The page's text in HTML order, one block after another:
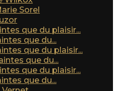
Sorel
que du plaisir...
que du...
que du plaisir...
que du...
que du plaisir...
que du...